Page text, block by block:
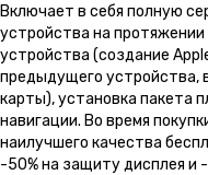
Включает в себя полную
устройства на
устройства (создание
предыдущего устройства,
карты), установка пакета
навигации. Во время
наилучшего качества
-50% на защиту дисплея и